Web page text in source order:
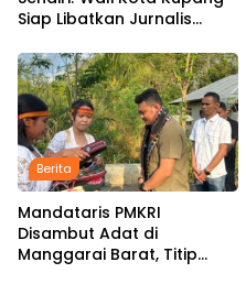
Siap Libatkan Jurnalis
Pemkot
Berita
Mandataris PMKRI
Disambut Adat di
Manggarai Barat, Titip